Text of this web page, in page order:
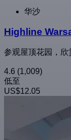
华沙
Highline
参观屋顶花园，欣
4.6 (1,009)
低至
US$12.05